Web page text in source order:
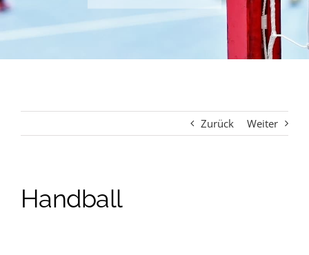
Zurück Weiter
Handball